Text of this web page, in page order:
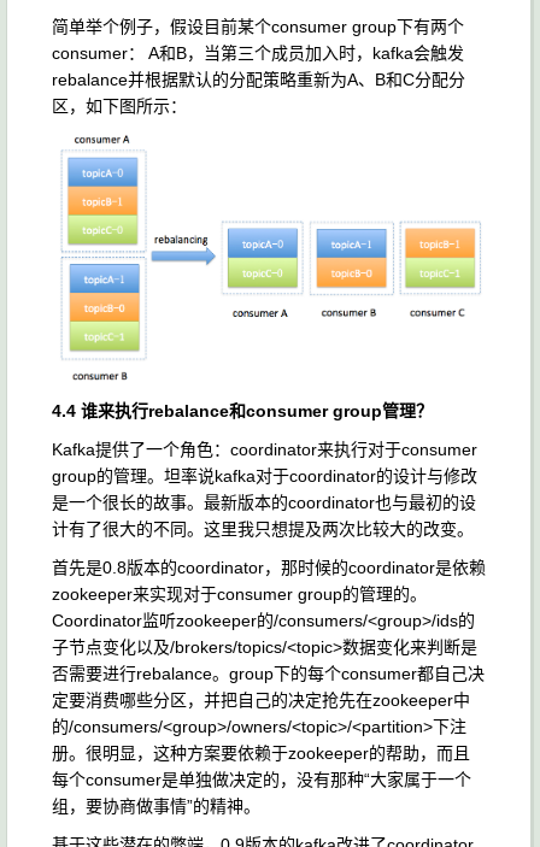
简单举个例子，假设目前某个consumer group下有两个
consumer： A和B，当第三个成员加入时，kafka会触发
rebalance并根据默认的分配策略重新为A、B和C分配分
区，如下图所示：
4.4 谁来执行rebalance和consumer group管理？
Kafka提供了一个角色：coordinator来执行对于consumer
group的管理。坦率说kafka对于coordinator的设计与修改
是一个很长的故事。最新版本的coordinator也与最初的设
计有了很大的不同。这里我只想提及两次比较大的改变。
首先是0.8版本的coordinator，那时候的coordinator是依赖
zookeeper来实现对于consumer group的管理的。
Coordinator监听zookeeper的/consumers/<group>/ids的
子节点变化以及/brokers/topics/<topic>数据变化来判断是
否需要进行rebalance。group下的每个consumer都自己决
定要消费哪些分区，并把自己的决定抢先在zookeeper中
的/consumers/<group>/owners/<topic>/<partition>下注
册。很明显，这种方案要依赖于zookeeper的帮助，而且
每个consumer是单独做决定的，没有那种“大家属于一个
组，要协商做事情”的精神。